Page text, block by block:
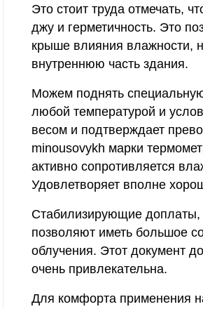
Это стоит труда отмечать,
джу и герметичность. Это
крыше влияния влажности,
внутреннюю часть здания.
Можем поднять
любой температурой и
весом и подтверждает
minousovykh марки
активно сопротивляется
Удовлетворяет вполне
Стабилизирующие доплаты,
позволяют иметь большое
облучения. Этот документ
очень привлекательна.
Для комфорта применения